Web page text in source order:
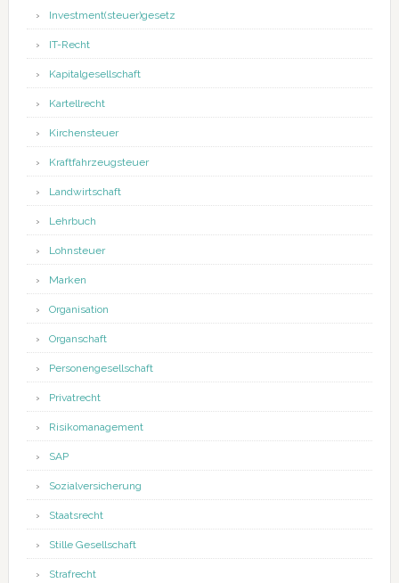
Investment(steuer)gesetz
IT-Recht
Kapitalgesellschaft
Kartellrecht
Kirchensteuer
Kraftfahrzeugsteuer
Landwirtschaft
Lehrbuch
Lohnsteuer
Marken
Organisation
Organschaft
Personengesellschaft
Privatrecht
Risikomanagement
SAP
Sozialversicherung
Staatsrecht
Stille Gesellschaft
Strafrecht